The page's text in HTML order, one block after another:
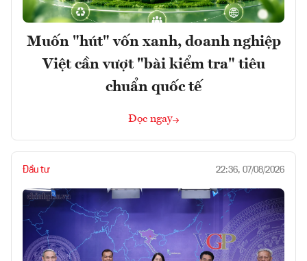
Muốn "hút" vốn xanh, doanh nghiệp
Việt cần vượt "bài kiểm tra" tiêu
chuẩn quốc tế
Đọc ngay
Đầu tư 22:36, 07/08/2026